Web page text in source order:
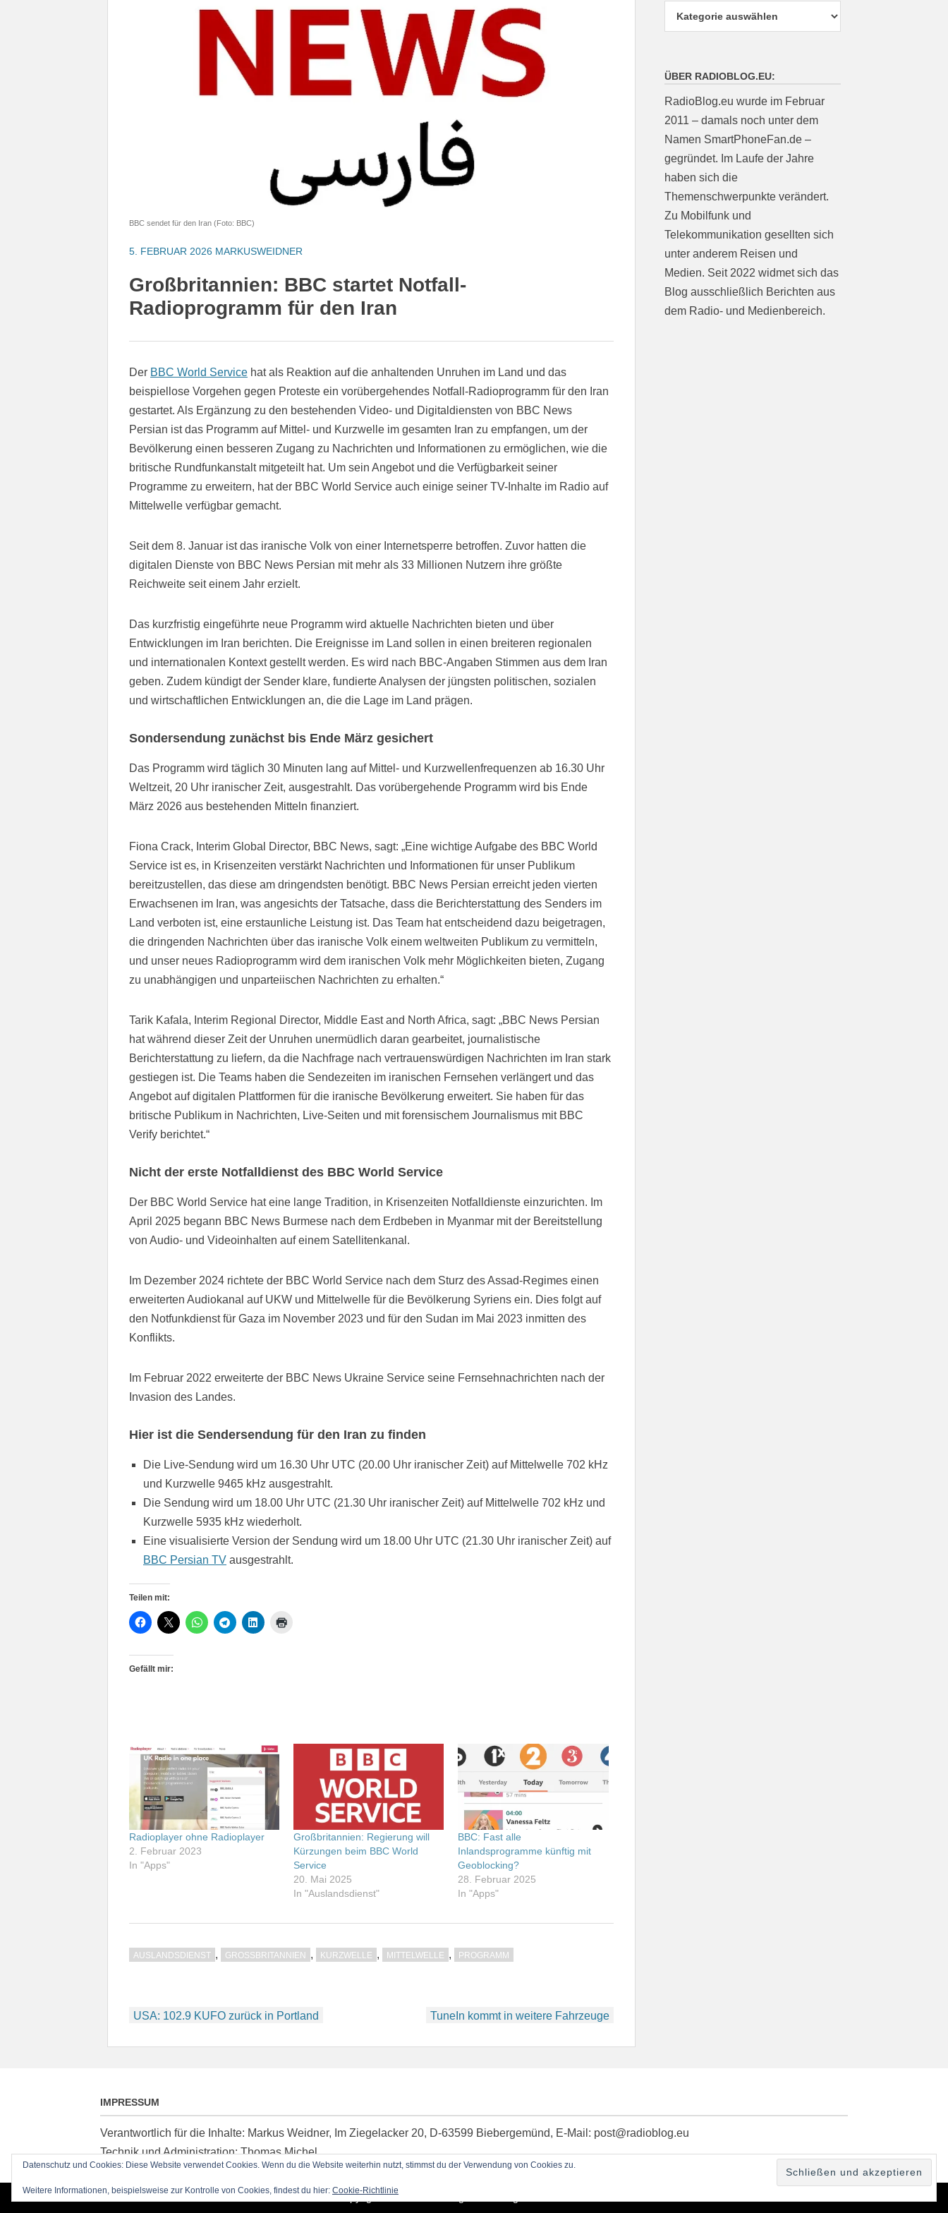
BBC sendet für den Iran (Foto: BBC)
5. FEBRUAR 2026 MARKUSWEIDNER
Großbritannien: BBC startet Notfall-
Radioprogramm für den Iran
Der BBC World Service hat als Reaktion auf die anhaltenden Unruhen im Land und das
beispiellose Vorgehen gegen Proteste ein vorübergehendes Notfall-Radioprogramm für den Iran
gestartet. Als Ergänzung zu den bestehenden Video- und Digitaldiensten von BBC News
Persian ist das Programm auf Mittel- und Kurzwelle im gesamten Iran zu empfangen, um der
Bevölkerung einen besseren Zugang zu Nachrichten und Informationen zu ermöglichen, wie die
britische Rundfunkanstalt mitgeteilt hat. Um sein Angebot und die Verfügbarkeit seiner
Programme zu erweitern, hat der BBC World Service auch einige seiner TV-Inhalte im Radio auf
Mittelwelle verfügbar gemacht.
Seit dem 8. Januar ist das iranische Volk von einer Internetsperre betroffen. Zuvor hatten die
digitalen Dienste von BBC News Persian mit mehr als 33 Millionen Nutzern ihre größte
Reichweite seit einem Jahr erzielt.
Das kurzfristig eingeführte neue Programm wird aktuelle Nachrichten bieten und über
Entwicklungen im Iran berichten. Die Ereignisse im Land sollen in einen breiteren regionalen
und internationalen Kontext gestellt werden. Es wird nach BBC-Angaben Stimmen aus dem Iran
geben. Zudem kündigt der Sender klare, fundierte Analysen der jüngsten politischen, sozialen
und wirtschaftlichen Entwicklungen an, die die Lage im Land prägen.
Sondersendung zunächst bis Ende März gesichert
Das Programm wird täglich 30 Minuten lang auf Mittel- und Kurzwellenfrequenzen ab 16.30 Uhr
Weltzeit, 20 Uhr iranischer Zeit, ausgestrahlt. Das vorübergehende Programm wird bis Ende
März 2026 aus bestehenden Mitteln finanziert.
Fiona Crack, Interim Global Director, BBC News, sagt: „Eine wichtige Aufgabe des BBC World
Service ist es, in Krisenzeiten verstärkt Nachrichten und Informationen für unser Publikum
bereitzustellen, das diese am dringendsten benötigt. BBC News Persian erreicht jeden vierten
Erwachsenen im Iran, was angesichts der Tatsache, dass die Berichterstattung des Senders im
Land verboten ist, eine erstaunliche Leistung ist. Das Team hat entscheidend dazu beigetragen,
die dringenden Nachrichten über das iranische Volk einem weltweiten Publikum zu vermitteln,
und unser neues Radioprogramm wird dem iranischen Volk mehr Möglichkeiten bieten, Zugang
zu unabhängigen und unparteiischen Nachrichten zu erhalten.“
Tarik Kafala, Interim Regional Director, Middle East and North Africa, sagt: „BBC News Persian
hat während dieser Zeit der Unruhen unermüdlich daran gearbeitet, journalistische
Berichterstattung zu liefern, da die Nachfrage nach vertrauenswürdigen Nachrichten im Iran stark
gestiegen ist. Die Teams haben die Sendezeiten im iranischen Fernsehen verlängert und das
Angebot auf digitalen Plattformen für die iranische Bevölkerung erweitert. Sie haben für das
britische Publikum in Nachrichten, Live-Seiten und mit forensischem Journalismus mit BBC
Verify berichtet.“
Nicht der erste Notfalldienst des BBC World Service
Der BBC World Service hat eine lange Tradition, in Krisenzeiten Notfalldienste einzurichten. Im
April 2025 begann BBC News Burmese nach dem Erdbeben in Myanmar mit der Bereitstellung
von Audio- und Videoinhalten auf einem Satellitenkanal.
Im Dezember 2024 richtete der BBC World Service nach dem Sturz des Assad-Regimes einen
erweiterten Audiokanal auf UKW und Mittelwelle für die Bevölkerung Syriens ein. Dies folgt auf
den Notfunkdienst für Gaza im November 2023 und für den Sudan im Mai 2023 inmitten des
Konflikts.
Im Februar 2022 erweiterte der BBC News Ukraine Service seine Fernsehnachrichten nach der
Invasion des Landes.
Hier ist die Sendersendung für den Iran zu finden
Die Live-Sendung wird um 16.30 Uhr UTC (20.00 Uhr iranischer Zeit) auf Mittelwelle 702 kHz
und Kurzwelle 9465 kHz ausgestrahlt.
Die Sendung wird um 18.00 Uhr UTC (21.30 Uhr iranischer Zeit) auf Mittelwelle 702 kHz und
Kurzwelle 5935 kHz wiederholt.
Eine visualisierte Version der Sendung wird um 18.00 Uhr UTC (21.30 Uhr iranischer Zeit) auf
BBC Persian TV ausgestrahlt.
Teilen mit:
Gefällt mir:
Radioplayer ohne Radioplayer
2. Februar 2023
In "Apps"
Großbritannien: Regierung will
Kürzungen beim BBC World
Service
20. Mai 2025
In "Auslandsdienst"
BBC: Fast alle
Inlandsprogramme künftig mit
Geoblocking?
28. Februar 2025
In "Apps"
AUSLANDSDIENST , GROSSBRITANNIEN , KURZWELLE , MITTELWELLE , PROGRAMM
Beitragsnavigation
USA: 102.9 KUFO zurück in Portland TuneIn kommt in weitere Fahrzeuge
ÜBER RADIOBLOG.EU:
RadioBlog.eu wurde im Februar
2011 – damals noch unter dem
Namen SmartPhoneFan.de –
gegründet. Im Laufe der Jahre
haben sich die
Themenschwerpunkte verändert.
Zu Mobilfunk und
Telekommunikation gesellten sich
unter anderem Reisen und
Medien. Seit 2022 widmet sich das
Blog ausschließlich Berichten aus
dem Radio- und Medienbereich.
IMPRESSUM
Verantwortlich für die Inhalte: Markus Weidner, Im Ziegelacker 20, D-63599 Biebergemünd, E-Mail: post@radioblog.eu
Technik und Administration: Thomas Michel
Copyright © 2026
Datenschutz und Cookies: Diese Website verwendet Cookies. Wenn du die Website weiterhin nutzt, stimmst du der Verwendung von Cookies zu.
Weitere Informationen, beispielsweise zur Kontrolle von Cookies, findest du hier: Cookie-Richtlinie